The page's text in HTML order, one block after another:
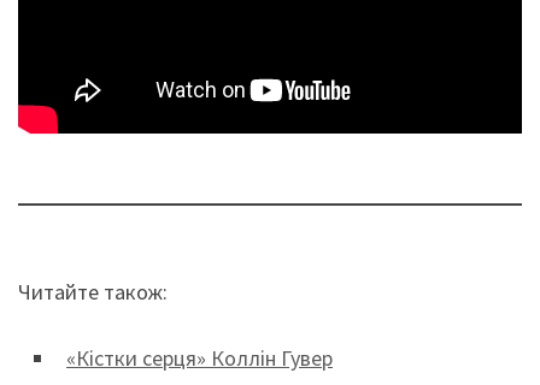
Читайте також:
«Кістки серця» Коллін Гувер